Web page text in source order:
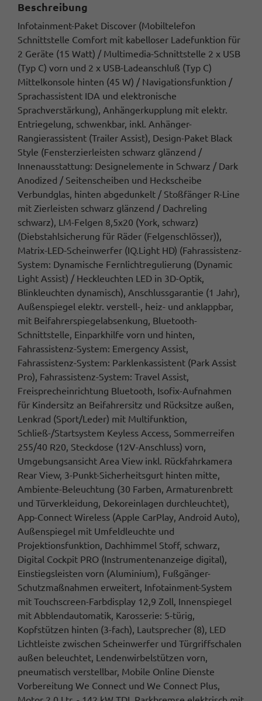
Beschreibung
Infotainment-Paket Discover (Mobiltelefon
Schnittstelle Comfort mit kabelloser Ladefunktion für
2 Geräte (15 Watt) / Multimedia-Schnittstelle 2 x USB
(Typ C) vorn und 2 x USB-Ladeanschluß (Typ C)
Mittelkonsole hinten (45 W) / Navigationsfunktion /
Sprachassistent IDA und elektronische
Sprachverstärkung), Anhängerkupplung mit elektr.
Entriegelung, schwenkbar, inkl. Anhänger-
Rangierassistent (Trailer Assist), Design-Paket Black
Style (Fensterzierleisten schwarz glänzend /
Innenausstattung: Designelemente in Schwarz / Dark
Anodized / Seitenscheiben und Heckscheibe
Verbundglas, hinten abgedunkelt / Stoßfänger R-Line
mit Zierleisten schwarz glänzend / Dachreling
schwarz), LM-Felgen 8,5x20 (York, schwarz)
(Diebstahlsicherung für Räder (Felgenschlösser)),
Matrix-LED-Scheinwerfer (IQ.Light HD) (Fahrassistenz-
System: Dynamische Fernlichtregulierung (Dynamic
Light Assist) / Heckleuchten LED in 3D-Optik,
Blinkleuchten dynamisch), Anschlussgarantie (1 Jahr),
Außenspiegel elektr. verstell-, heiz- und anklappbar,
mit Beifahrerspiegelabsenkung, Bluetooth-
Schnittstelle, Einparkhilfe vorn und hinten,
Fahrassistenz-System: Emergency Assist,
Fahrassistenz-System: Parklenkassistent (Park Assist
Pro), Fahrassistenz-System: Travel Assist,
Freisprecheinrichtung Bluetooth, Isofix-Aufnahmen
für Kindersitz an Beifahrersitz und Rücksitze außen,
Lenkrad (Sport/Leder) mit Multifunktion,
Schließ-/Startsystem Keyless Access, Sommerreifen
255/40 R20, Steckdose (12V-Anschluss) vorn,
Umgebungsansicht Area View inkl. Rückfahrkamera
Rear View, 3-Punkt-Sicherheitsgurt hinten mitte,
Ambiente-Beleuchtung (30 Farben, Armaturenbrett
und Türverkleidung, Dekoreinlagen durchleuchtet),
App-Connect Wireless (Apple CarPlay, Android Auto),
Außenspiegel mit Umfeldleuchte und
Projektionsfunktion, Dachhimmel Stoff, schwarz,
Digital Cockpit PRO (Instrumentenanzeige digital),
Einstiegsleisten vorn (Aluminium), Fußgänger-
Schutzmaßnahmen erweitert, Infotainment-System
mit Touchscreen-Farbdisplay 12,9 Zoll, Innenspiegel
mit Abblendautomatik, Karosserie: 5-türig,
Kopfstützen hinten (3-fach), Lautsprecher (8), LED
Lichtleiste zwischen Scheinwerfer und Türgriffschalen
außen beleuchtet, Lendenwirbelstützen vorn,
pneumatisch verstellbar, Mobile Online Dienste
Vorbereitung We Connect und We Connect Plus,